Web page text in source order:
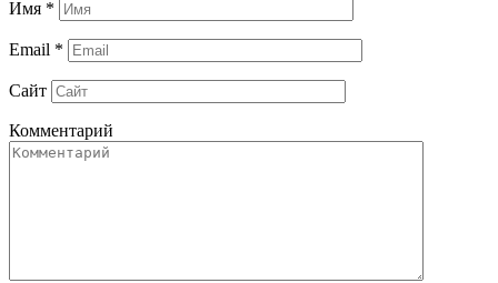
Имя *
Email *
Сайт
Комментарий